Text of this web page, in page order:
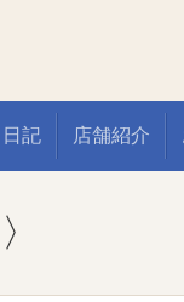
記 店舗紹介